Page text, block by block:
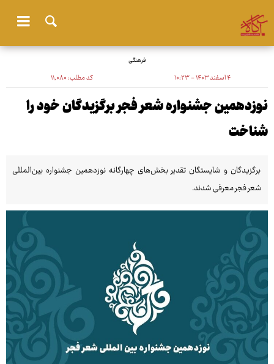
فرهنگی
۴ اسفند ۱۴۰۳ - ۱۰:۲۳ کد مطلب:۱۱٬۰۸۰
نوزدهمین جشنواره شعر فجر برگزیدگان خود را
شناخت
برگزیدگان و شایستگان تقدیر بخش‌های چهارگانه نوزدهمین جشنواره بین‌المللی
شعر فجر معرفی شدند.